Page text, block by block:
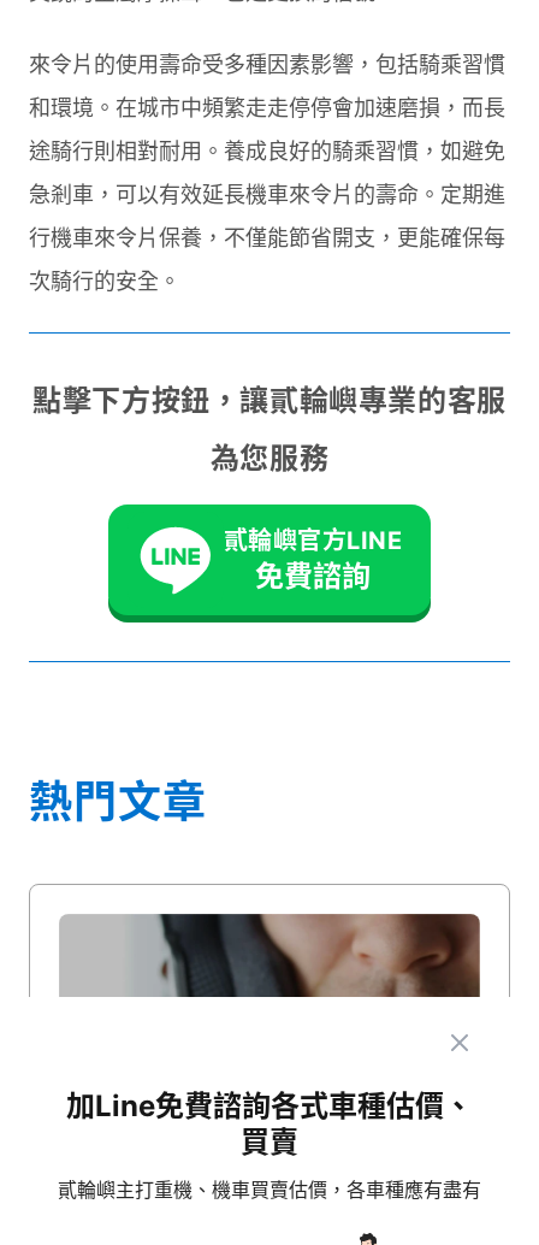
加Line免費諮詢各式車種估價、
買賣
貳輪嶼主打重機、機車買賣估價，各車種應有盡有
來令片的使用壽命受多種因素影響，包括騎乘習慣
和環境。在城市中頻繁走走停停會加速磨損，而長
途騎行則相對耐用。養成良好的騎乘習慣，如避免
急剎車，可以有效延長機車來令片的壽命。定期進
行機車來令片保養，不僅能節省開支，更能確保每
次騎行的安全。
點擊下方按鈕，讓貳輪嶼專業的客服
為您服務
貳輪嶼官方LINE
免費諮詢
熱門文章
機車用品 2023-09-25